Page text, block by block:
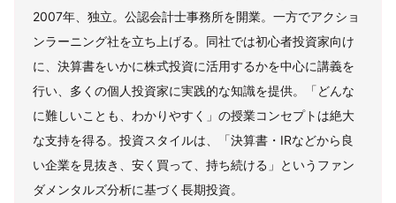
2007年、独立。公認会計士事務所を開業。一方でアクショ
ンラーニング社を立ち上げる。同社では初心者投資家向け
に、決算書をいかに株式投資に活用するかを中心に講義を
行い、多くの個人投資家に実践的な知識を提供。「どんな
に難しいことも、わかりやすく」の授業コンセプトは絶大
な支持を得る。投資スタイルは、「決算書・IRなどから良
い企業を見抜き、安く買って、持ち続ける」というファン
ダメンタルズ分析に基づく長期投資。